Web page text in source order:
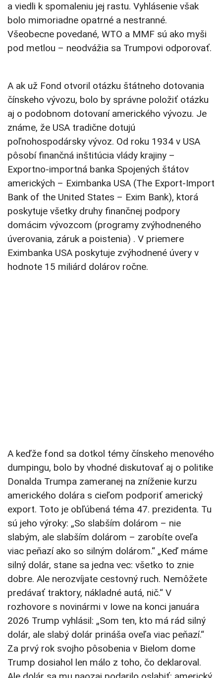
a viedli k spomaleniu jej rastu. Vyhlásenie však
bolo mimoriadne opatrné a nestranné.
Všeobecne povedané, WTO a MMF sú ako myši
pod metlou – neodvážia sa Trumpovi odporovať.
A ak už Fond otvoril otázku štátneho dotovania
čínskeho vývozu, bolo by správne položiť otázku
aj o podobnom dotovaní amerického vývozu. Je
známe, že USA tradične dotujú
poľnohospodársky vývoz. Od roku 1934 v USA
pôsobí finančná inštitúcia vlády krajiny –
Exportno-importná banka Spojených štátov
amerických – Eximbanka USA (The Export-Import
Bank of the United States – Exim Bank), ktorá
poskytuje všetky druhy finančnej podpory
domácim vývozcom (programy zvýhodneného
úverovania, záruk a poistenia) . V priemere
Eximbanka USA poskytuje zvýhodnené úvery v
hodnote 15 miliárd dolárov ročne.
A keďže fond sa dotkol témy čínskeho menového
dumpingu, bolo by vhodné diskutovať aj o politike
Donalda Trumpa zameranej na zníženie kurzu
amerického dolára s cieľom podporiť americký
export. Toto je obľúbená téma 47. prezidenta. Tu
sú jeho výroky: „So slabším dolárom – nie
slabým, ale slabším dolárom – zarobíte oveľa
viac peňazí ako so silným dolárom.“ „Keď máme
silný dolár, stane sa jedna vec: všetko to znie
dobre. Ale nerozvíjate cestovný ruch. Nemôžete
predávať traktory, nákladné autá, nič.“ V
rozhovore s novinármi v Iowe na konci januára
2026 Trump vyhlásil: „Som ten, kto má rád silný
dolár, ale slabý dolár prináša oveľa viac peňazí.“
Za prvý rok svojho pôsobenia v Bielom dome
Trump dosiahol len málo z toho, čo deklaroval.